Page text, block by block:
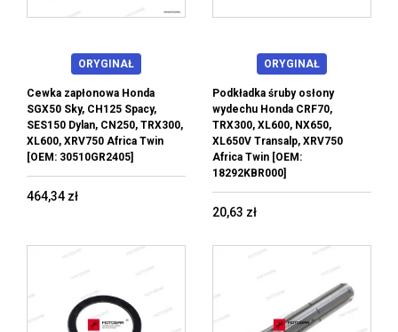
ORYGINAŁ
Cewka zapłonowa Honda
SGX50 Sky, CH125 Spacy,
SES150 Dylan, CN250, TRX300,
XL600, XRV750 Africa Twin
[OEM: 30510GR2405]
464,34 zł
ORYGINAŁ
Podkładka śruby osłony
wydechu Honda CRF70,
TRX300, XL600, NX650,
XL650V Transalp, XRV750
Africa Twin [OEM:
18292KBR000]
20,63 zł